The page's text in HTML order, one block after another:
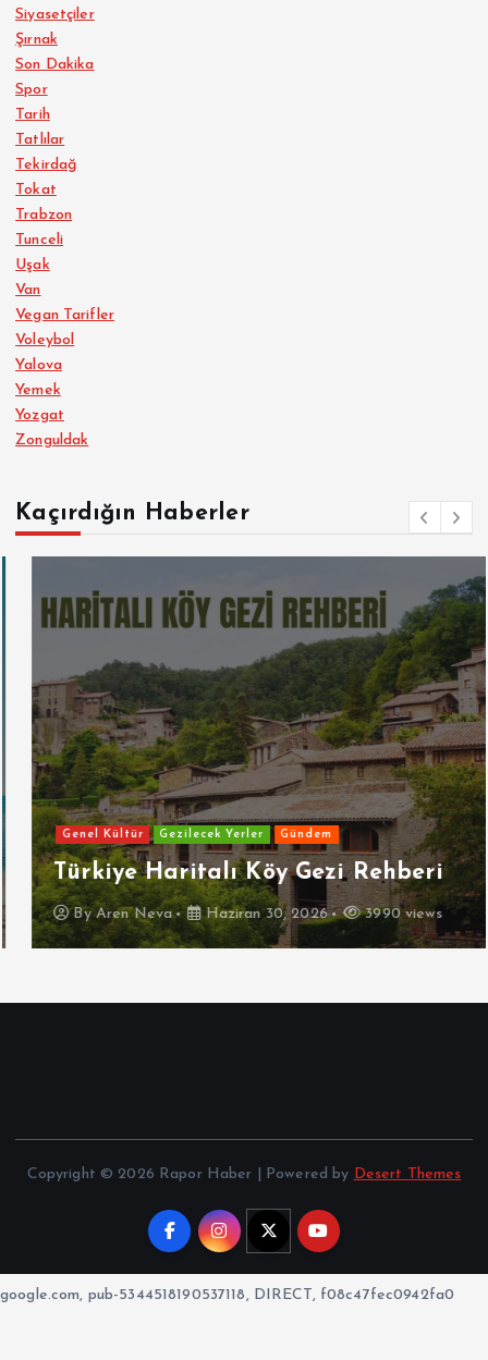
Siyasetçiler
Şırnak
Son Dakika
Spor
Tarih
Tatlılar
Tekirdağ
Tokat
Trabzon
Tunceli
Uşak
Van
Vegan Tarifler
Voleybol
Yalova
Yemek
Yozgat
Zonguldak
Kaçırdığın Haberler
Genel Kültür Gezilecek Yerler Gündem
Türkiye Haritalı Köy Gezi Rehberi
ByAren Neva Haziran 30, 2026 3990 views
Copyright © 2026 Rapor Haber | Powered by Desert Themes
google.com, pub-5344518190537118, DIRECT, f08c47fec0942fa0